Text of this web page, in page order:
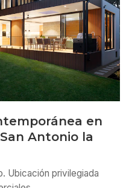
en
Antonio la
Ubicación privilegiada